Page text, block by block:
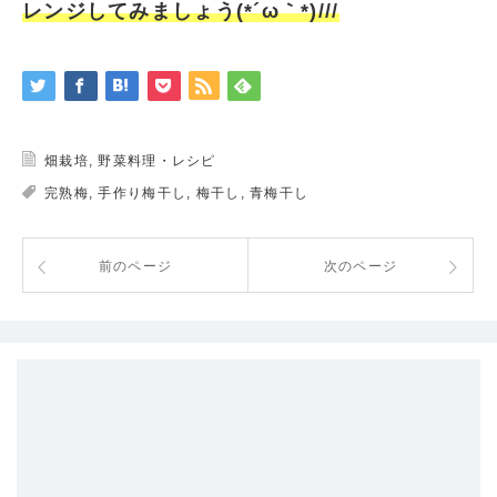
レンジしてみましょう(*´ω｀*)///
畑栽培,野菜料理・レシピ
完熟梅,手作り梅干し , 梅干し ,青梅干し
前のページ 次のページ